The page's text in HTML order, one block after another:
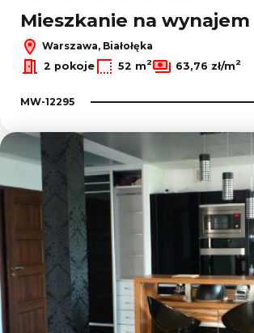
Mieszkanie na wynajem
Warszawa, Białołęka
2 pokoje
52 m2 63,76 zł/m2
MW-12295